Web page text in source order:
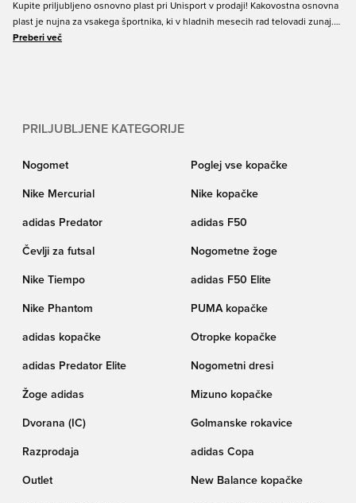
Kupite priljubljeno osnovno plast pri Unisport v prodaji! Kakovostna osnovna
plast je nujna za vsakega športnika, ki v hladnih mesecih rad telovadi zunaj.
Pravi osnovni sloj ima dobro zračnost, ki ohranja vaše telo toplo in suho pri
Preberi več
PRILJUBLJENE KATEGORIJE
Nogomet Poglej vse kopačke
Nike Mercurial Nike kopačke
adidas Predator adidas F50
Čevlji za futsal Nogometne žoge
Nike Tiempo adidas F50 Elite
Nike Phantom PUMA kopačke
adidas kopačke Otropke kopačke
adidas Predator Elite Nogometni dresi
Žoge adidas Mizuno kopačke
Dvorana (IC) Golmanske rokavice
Razprodaja adidas Copa
Outlet New Balance kopačke